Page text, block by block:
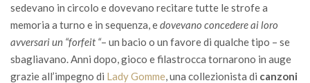
sedevano in circolo e dovevano recitare tutte le strofe a
memoria a turno e in sequenza, edovevano concedere ai loro
avversari un “forfeit “– un bacio o un favore di qualche tipo – se
sbagliavano. Anni dopo, gioco e filastrocca tornarono in auge
grazie all’impegno di Lady Gomme , una collezionista di canzoni